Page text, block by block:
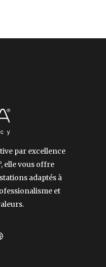
par excellence
elle vous offre
adaptés à
et